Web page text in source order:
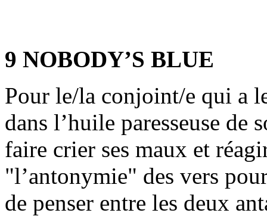
9 NOBODY’S BLUE
Pour le/la conjoint/e qui a
dans l’huile paresseuse
faire crier ses maux et
"l’antonymie" des vers
de penser entre les deux